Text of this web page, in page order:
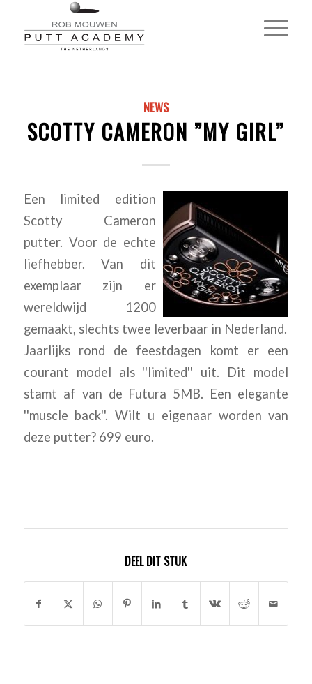
NEWS
SCOTTY CAMERON ”MY GIRL”
Een limited edition
Scotty Cameron
putter. Voor de echte
liefhebber. Van dit
exemplaar zijn er
wereldwijd 1200
gemaakt, slechts twee leverbaar in Nederland.
Jaarlijks rond de feestdagen komt er een
courant model als ''limited'' uit. Dit model
stamt af van de Futura 5MB. Een elegante
''muscle back''. Wilt u eigenaar worden van
deze putter? 699 euro.
DEEL DIT STUK